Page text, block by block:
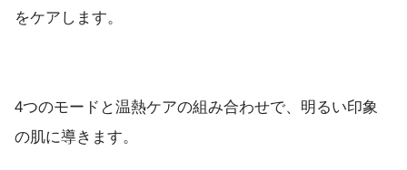
をケアします。
4つのモードと温熱ケアの組み合わせで、明るい印象
の肌に導きます。